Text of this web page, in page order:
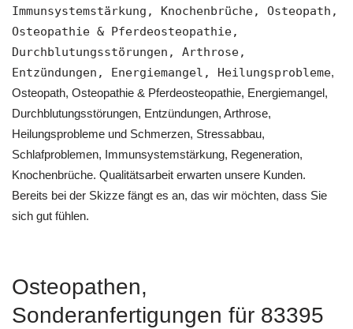
Immunsystemstärkung, Knochenbrüche, Osteopath,
Osteopathie & Pferdeosteopathie,
Durchblutungsstörungen, Arthrose,
Entzündungen, Energiemangel, Heilungsprobleme,
Osteopath, Osteopathie & Pferdeosteopathie, Energiemangel,
Durchblutungsstörungen, Entzündungen, Arthrose,
Heilungsprobleme und Schmerzen, Stressabbau,
Schlafproblemen, Immunsystemstärkung, Regeneration,
Knochenbrüche. Qualitätsarbeit erwarten unsere Kunden.
Bereits bei der Skizze fängt es an, das wir möchten, dass Sie
sich gut fühlen.
Osteopathen,
Sonderanfertigungen für 83395